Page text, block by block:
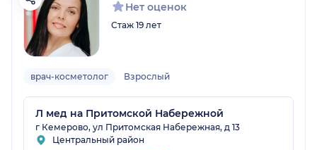
Нет оценок
Стаж 19 лет
врач-косметолог Взрослый
Л мед на Притомской Набережной
г Кемерово, ул Притомская Набережная, д 13
Центральный район